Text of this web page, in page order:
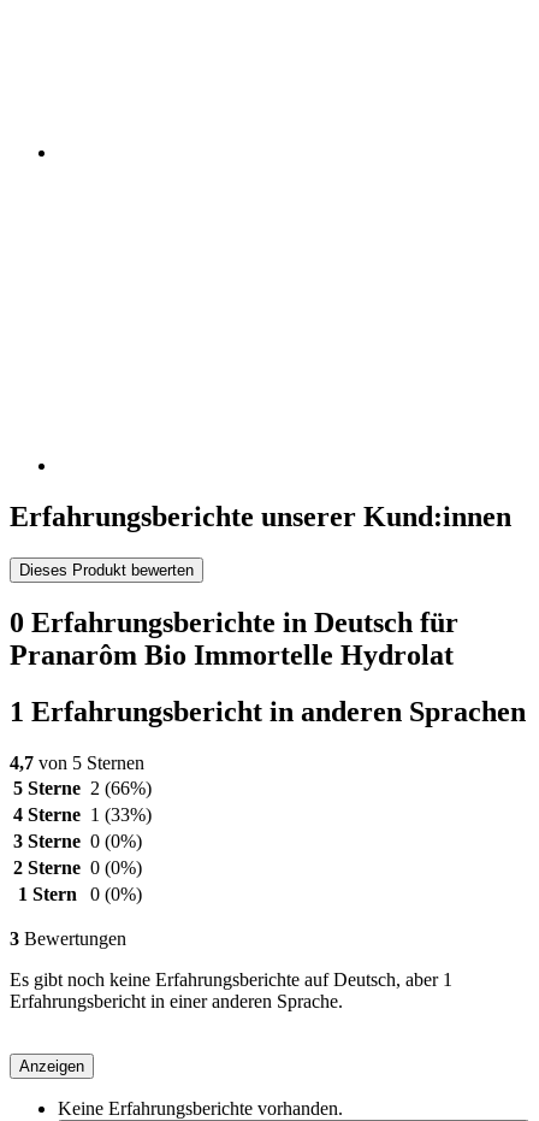
Erfahrungsberichte unserer Kund:innen
Dieses Produkt bewerten
0 Erfahrungsberichte in Deutsch für
Pranarôm Bio Immortelle Hydrolat
1 Erfahrungsbericht in anderen Sprachen
4,7 von 5 Sternen
5 Sterne 2 (66%)
4 Sterne 1 (33%)
3 Sterne 0 (0%)
2 Sterne 0 (0%)
1 Stern
0 (0%)
3 Bewertungen
Es gibt noch keine Erfahrungsberichte auf Deutsch, aber 1
Erfahrungsbericht in einer anderen Sprache.
Anzeigen
Keine Erfahrungsberichte vorhanden.